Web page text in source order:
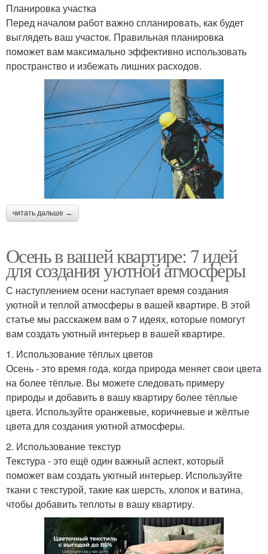
Планировка участка
Перед началом работ важно спланировать, как будет
выглядеть ваш участок. Правильная планировка
поможет вам максимально эффективно использовать
пространство и избежать лишних расходов.
читать дальше →
Осень в вашей квартире: 7 идей
для создания уютной атмосферы
С наступлением осени наступает время создания
уютной и теплой атмосферы в вашей квартире. В этой
статье мы расскажем вам о 7 идеях, которые помогут
вам создать уютный интерьер в вашей квартире.
1. Использование тёплых цветов
Осень - это время года, когда природа меняет свои цвета
на более тёплые. Вы можете следовать примеру
природы и добавить в вашу квартиру более тёплые
цвета. Используйте оранжевые, коричневые и жёлтые
цвета для создания уютной атмосферы.
2. Использование текстур
Текстура - это ещё один важный аспект, который
поможет вам создать уютный интерьер. Используйте
ткани с текстурой, такие как шерсть, хлопок и ватина,
чтобы добавить теплоты в вашу квартиру.